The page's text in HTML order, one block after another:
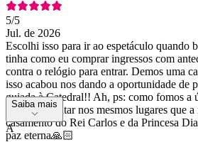
5/5
Jul. de 2026
Escolhi isso para ir ao espetáculo quando
tinha como eu comprar ingressos com
contra o relógio para entrar. Demos uma
isso acabou nos dando a oportunidade de
guiada à Catedral!! Ah, ps: como fomos a
pudemos sentar nos mesmos lugares que
casamento do Rei Carlos e da Princesa
paz eterna🙏🏻
Saiba mais
A